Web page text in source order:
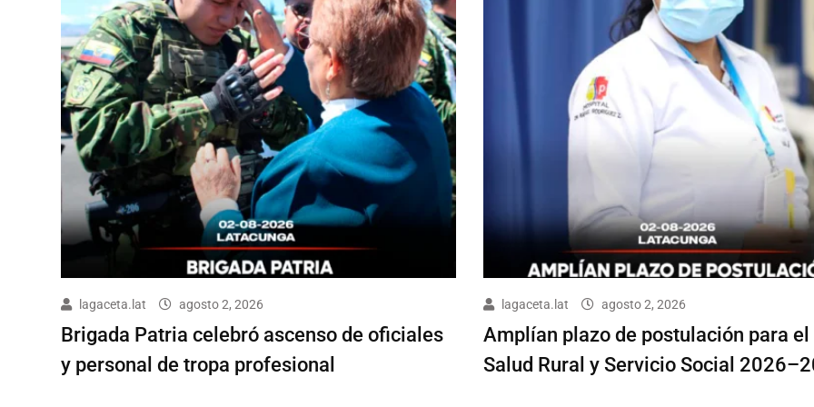
lagaceta.lat agosto 2, 2026
Brigada Patria celebró ascenso de oficiales
y personal de tropa profesional
lagaceta.lat agosto 2, 2026
Amplían plazo de postulación para el
Salud Rural y Servicio Social